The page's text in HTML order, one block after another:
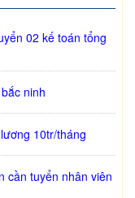
02 kế toán tổng
ninh
10tr/tháng
cần tuyển nhân viên